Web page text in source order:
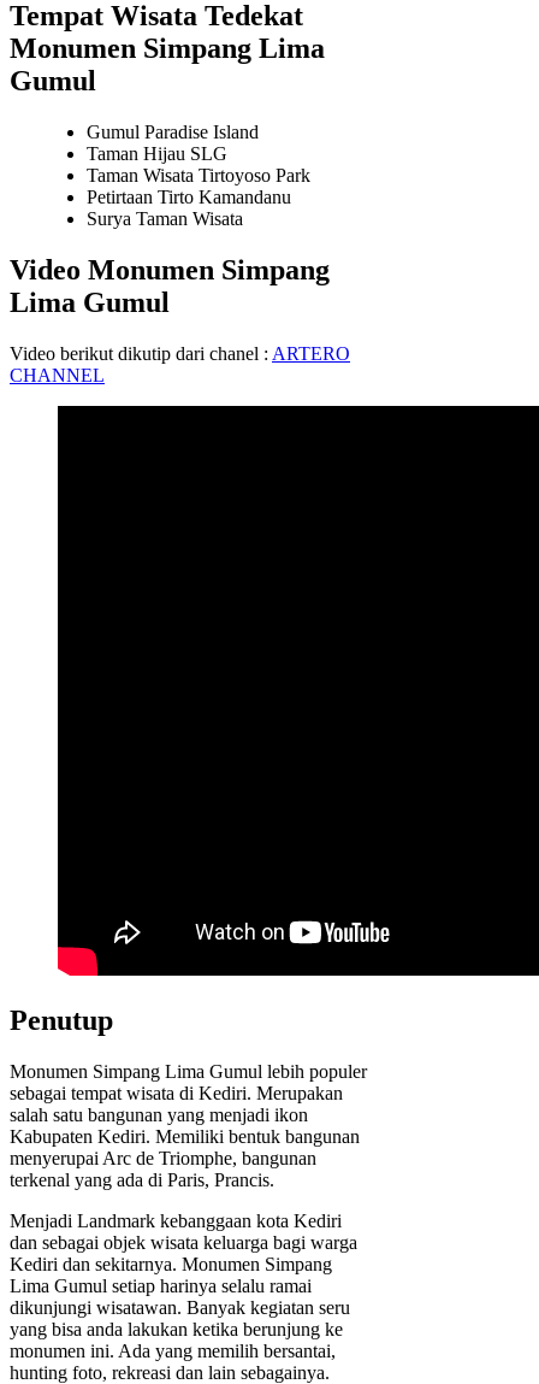
Tempat Wisata Tedekat
Monumen Simpang Lima
Gumul
Gumul Paradise Island
Taman Hijau SLG
Taman Wisata Tirtoyoso Park
Petirtaan Tirto Kamandanu
Surya Taman Wisata
Video Monumen Simpang
Lima Gumul
Video berikut dikutip dari chanel : ARTERO
CHANNEL
Penutup
Monumen Simpang Lima Gumul lebih populer
sebagai tempat wisata di Kediri. Merupakan
salah satu bangunan yang menjadi ikon
Kabupaten Kediri. Memiliki bentuk bangunan
menyerupai Arc de Triomphe, bangunan
terkenal yang ada di Paris, Prancis.
Menjadi Landmark kebanggaan kota Kediri
dan sebagai objek wisata keluarga bagi warga
Kediri dan sekitarnya. Monumen Simpang
Lima Gumul setiap harinya selalu ramai
dikunjungi wisatawan. Banyak kegiatan seru
yang bisa anda lakukan ketika berunjung ke
monumen ini. Ada yang memilih bersantai,
hunting foto, rekreasi dan lain sebagainya.